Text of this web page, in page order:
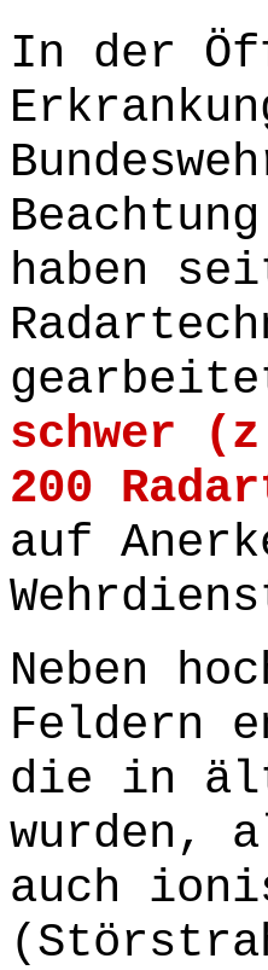
In der
haben
schwer
200
auf
Neben
Feldern
die in
wurden,
auch